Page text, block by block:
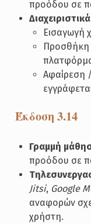
προόδου σε
Εισαγωγή
Προσθήκη
Αφαίρεση
Έκδοση 3.14
Γραμμή
προόδου σε
Jitsi, Google
αναφορών
χρήστη.